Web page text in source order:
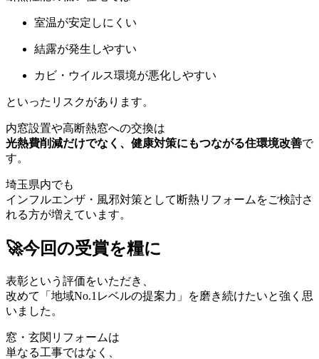
室温が安定しにくい
結露が発生しやすい
カビ・ウイルス環境が悪化しやすい
といったリスクがあります。
内窓設置や高断熱窓への交換は
光熱費削減だけでなく、健康対策にもつながる住環境改善で
す。
埼玉県内でも
インフルエンザ・風邪対策として断熱リフォームをご検討さ
れる方が増えています。
🚀今回の受賞を糧に
表彰という評価をいただき、
改めて「地域No.1レベルの提案力」を磨き続けたいと強く思
いました。
窓・玄関リフォームは
単なる工事ではなく、